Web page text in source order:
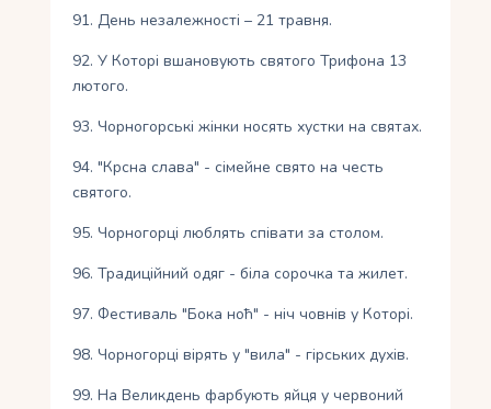
91. День незалежності – 21 травня.
92. У Которі вшановують святого Трифона 13
лютого.
93. Чорногорські жінки носять хустки на святах.
94. "Крсна слава" - сімейне свято на честь
святого.
95. Чорногорці люблять співати за столом.
96. Традиційний одяг - біла сорочка та жилет.
97. Фестиваль "Бока ноћ" - ніч човнів у Которі.
98. Чорногорці вірять у "вила" - гірських духів.
99. На Великдень фарбують яйця у червоний